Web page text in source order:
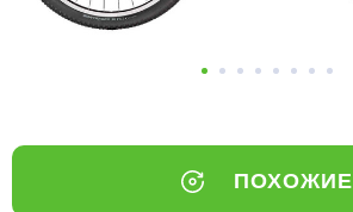
ПОХОЖИЕ
Оплачивайте сегодня только
выбранный способом